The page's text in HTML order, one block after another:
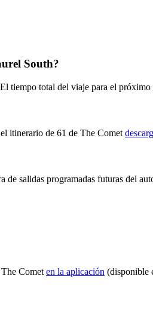
South?
total del viaje para el próximo
itinerario de 61 de The Comet
de salidas programadas futuras del
Comet en la aplicación (disponible